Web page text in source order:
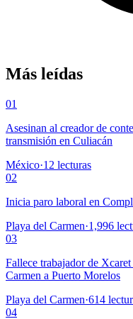
Más leídas
01
Asesinan al creador de
transmisión en Culiacán
México·12 lecturas
02
Inicia paro laboral en
Playa del Carmen·1,996
03
Fallece trabajador de
Carmen a Puerto Morelos
Playa del Carmen·614
04